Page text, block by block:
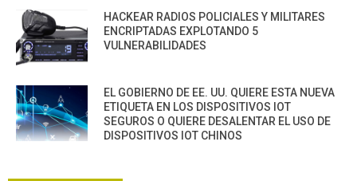
HACKEAR RADIOS POLICIALES Y MILITARES
ENCRIPTADAS EXPLOTANDO 5
VULNERABILIDADES
EL GOBIERNO DE EE. UU. QUIERE ESTA NUEVA
ETIQUETA EN LOS DISPOSITIVOS IOT
SEGUROS O QUIERE DESALENTAR EL USO DE
DISPOSITIVOS IOT CHINOS